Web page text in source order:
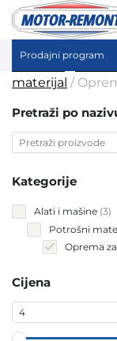
content
Prodajni program
Početna Alati i
materijal /
Pretraži po
Kategorije
Alati i mašine 33
Potrošni
Oprema
Cijena